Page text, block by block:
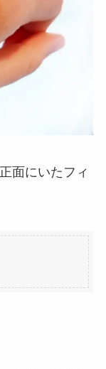
面にいたフィ